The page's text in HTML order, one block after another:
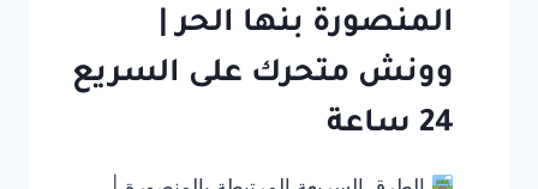
المنصورة بنها الحر |
وونش متحرك على السريع
24 ساعة